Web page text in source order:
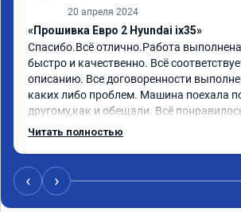
20 апреля 2024
«Прошивка Евро 2 Hyundai ix35»
Спасибо.Всё отлично.Работа выполнена
быстро и качественно. Всё
описанию. Все договоренности
каких либо проблем. Машина поехала
другому,как и обещали. Всё
Рекомендую данную компанию.
Читать полностью
‹ ›